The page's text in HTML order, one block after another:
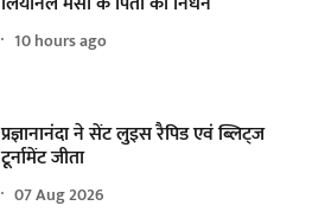
10 hours ago
प्रज्ञानानंदा ने सेंट लुइस रैपिड एवं ब्लिट्ज
टूर्नामेंट जीता
07 Aug 2026